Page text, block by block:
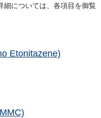
については、各項目を御覧
Etonitazene)